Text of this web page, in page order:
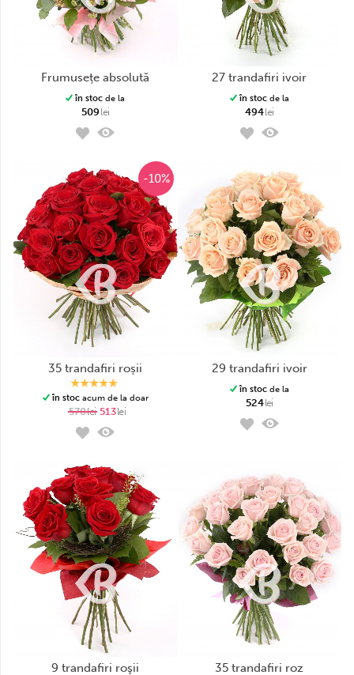
frumusețe absolută
în stoc de la
509lei
27 trandafiri ivoir
în stocde la
494lei
-10%
35 trandafiri roșii
în stocacum de la doar
570lei 513lei
29 trandafiri ivoir
în stocde la
524lei
9 trandafiri roşii 35 trandafiri roz